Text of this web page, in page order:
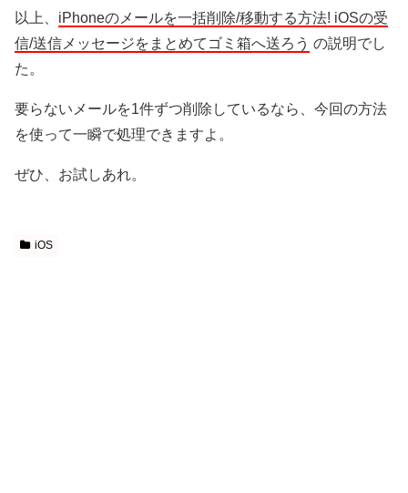
以上、 iPhoneのメールを一括削除/移動する方法! iOSの受
信/送信メッセージをまとめてゴミ箱へ送ろう の説明でし
た。
要らないメールを1件ずつ削除しているなら、今回の方法
を使って一瞬で処理できますよ。
ぜひ、お試しあれ。
iOS